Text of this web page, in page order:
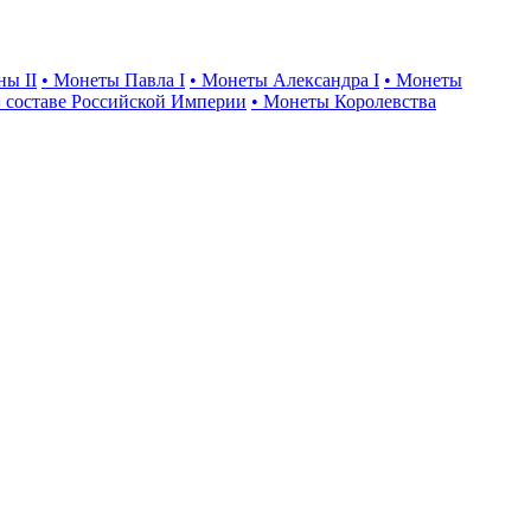
II • Монеты Павла I • Монеты Александра I • Монеты
Российской Империи • Монеты Королевства